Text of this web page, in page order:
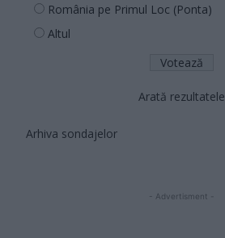
România pe Primul Loc (Ponta)
Altul
Arată rezultatele
Arhiva sondajelor
- Advertisment -